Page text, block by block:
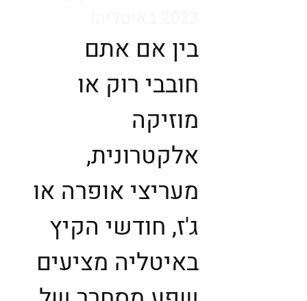
בין אם אתם
חובבי רוק או
מוזיקה
אלקטרונית,
מעריצי אופרה או
ג'ז, חודשי הקיץ
באיטליה מציעים